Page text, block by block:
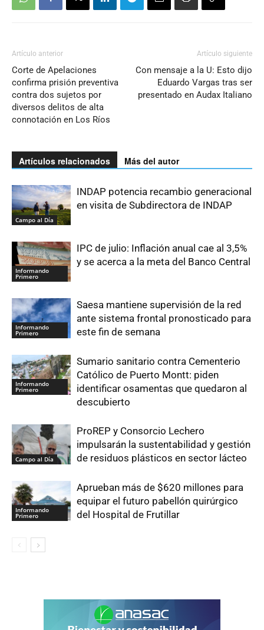
Artículo anterior
Corte de Apelaciones
confirma prisión preventiva
contra dos sujetos por
diversos delitos de alta
connotación en Los Ríos
Artículo siguiente
Con mensaje a la U: Esto dijo
Eduardo Vargas tras ser
presentado en Audax Italiano
Artículos relacionados Más del autor
Campo al Día
INDAP potencia recambio generacional
en visita de Subdirectora de INDAP
Informando
Primero
IPC de julio: Inflación anual cae al 3,5%
y se acerca a la meta del Banco Central
Informando
Primero
Saesa mantiene supervisión de la red
ante sistema frontal pronosticado para
este fin de semana
Informando
Primero
Sumario sanitario contra Cementerio
Católico de Puerto Montt: piden
identificar osamentas que quedaron al
descubierto
Campo al Día
ProREP y Consorcio Lechero
impulsarán la sustentabilidad y gestión
de residuos plásticos en sector lácteo
Informando
Primero
Aprueban más de $620 millones para
equipar el futuro pabellón quirúrgico
del Hospital de Frutillar